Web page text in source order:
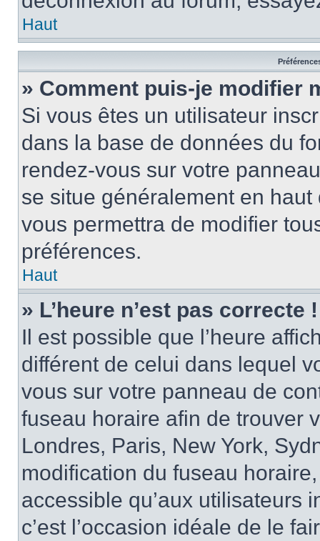
Haut
» Comment puis-je modifier
Si vous êtes un utilisateur
dans la base de données du
rendez-vous sur votre
se situe généralement en
vous permettra de modifier
préférences.
Haut
» L’heure n’est pas correcte !
Il est possible que l’heure
différent de celui dans lequel
vous sur votre panneau de
fuseau horaire afin de trouver
Londres, Paris, New York,
modification du fuseau
accessible qu’aux utilisateurs
c’est l’occasion idéale de le